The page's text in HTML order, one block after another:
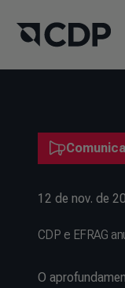
12 de nov. de
CDP e EFRAG
O